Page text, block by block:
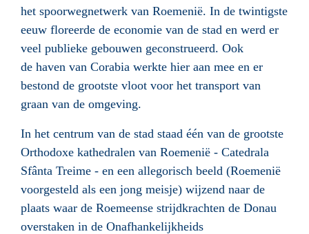
het spoorwegnetwerk van Roemenië. In de twintigste
eeuw floreerde de economie van de stad en werd er
veel publieke gebouwen geconstrueerd. Ook
de haven van Corabia werkte hier aan mee en er
bestond de grootste vloot voor het transport van
graan van de omgeving.
In het centrum van de stad staad één van de grootste
Orthodoxe kathedralen van Roemenië - Catedrala
Sfânta Treime - en een allegorisch beeld (Roemenië
voorgesteld als een jong meisje) wijzend naar de
plaats waar de Roemeense strijdkrachten de Donau
overstaken in de Onafhankelijkheids